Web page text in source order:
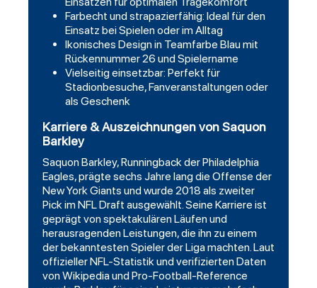
Farbecht und strapazierfähig: Ideal für den
Einsatz bei Spielen oder im Alltag
Ikonisches Design in Teamfarbe Blau mit
Rückennummer 26 und Spielername
Vielseitig einsetzbar: Perfekt für
Stadionbesuche, Fanveranstaltungen oder
als Geschenk
Karriere & Auszeichnungen von Saquon
Barkley
Saquon Barkley, Runningback der Philadelphia
Eagles, prägte sechs Jahre lang die Offense der
New York Giants und wurde 2018 als zweiter
Pick im NFL Draft ausgewählt. Seine Karriere ist
geprägt von spektakulären Läufen und
herausragenden Leistungen, die ihn zu einem
der bekanntesten Spieler der Liga machten. Laut
offizieller NFL-Statistik und verifizierten Daten
von Wikipedia und Pro-Football-Reference